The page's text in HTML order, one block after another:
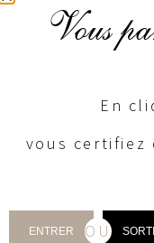
Vous
En
vous certifiez
ENTRER OU